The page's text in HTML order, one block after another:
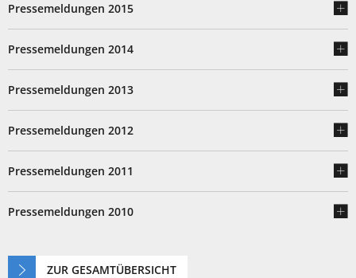
Pressemeldungen 2015
Pressemeldungen 2014
Pressemeldungen 2013
Pressemeldungen 2012
Pressemeldungen 2011
Pressemeldungen 2010
ZUR GESAMTÜBERSICHT